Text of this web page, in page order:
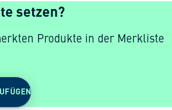
setzen?
Produkte in der Merkliste